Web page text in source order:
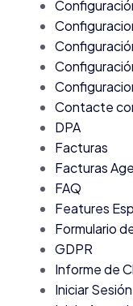
Contacte
DPA
Facturas
Facturas
FAQ
Features Esp
Formulario
GDPR
Informe de
Iniciar